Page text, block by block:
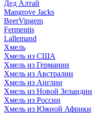
Дед Алтай
Mangrove Jacks
BeerVingem
Fermentis
Lallemand
Хмель
Хмель из США
Хмель из Германии
Хмель из Австралии
Хмель из Англии
Хмель из Новой Зеландии
Хмель из России
Хмель из Южной Африки